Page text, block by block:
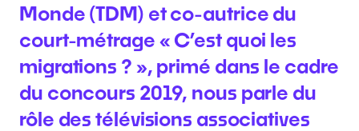
Monde (TDM) et co-autrice du
court-métrage « C’est quoi les
migrations ? », primé dans le cadre
du concours 2019, nous parle du
rôle des télévisions associatives